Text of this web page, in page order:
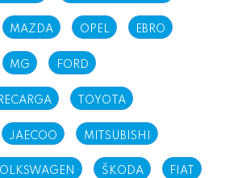
MAZDA OPEL EBRO
MG FORD
TOYOTA
JAECOO MITSUBISHI
ŠKODA FIAT